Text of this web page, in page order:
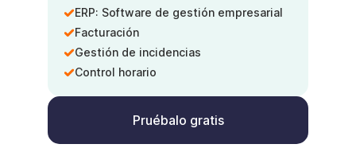
ERP: Software de gestión empresarial
Facturación
Gestión de incidencias
Control horario
Pruébalo gratis